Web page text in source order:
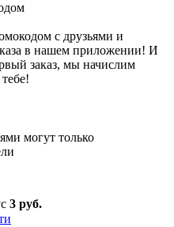
с друзьями и
в нашем приложении! И
заказ, мы начислим
могут только
3 руб.